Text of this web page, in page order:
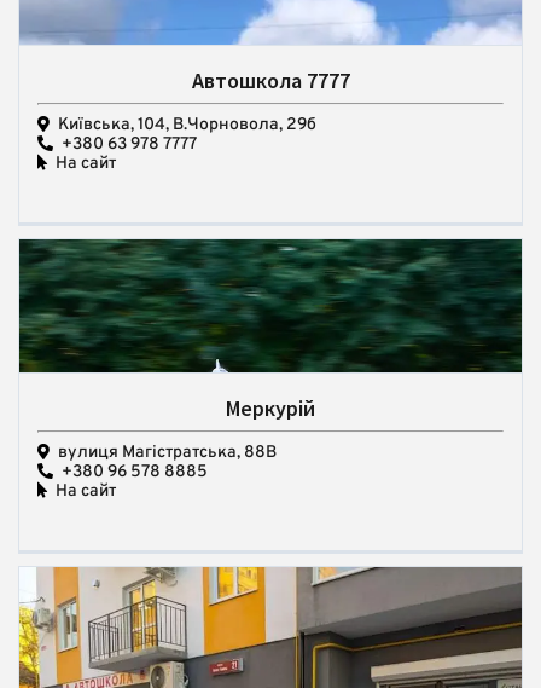
Автошкола 7777
Київська, 104, В.Чорновола, 29б
+380 63 978 7777
На сайт
Меркурій
вулиця Магістратська, 88В
+380 96 578 8885
На сайт